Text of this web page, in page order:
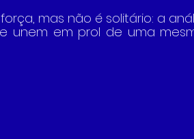
mas não é solitário: a
unem em prol de uma